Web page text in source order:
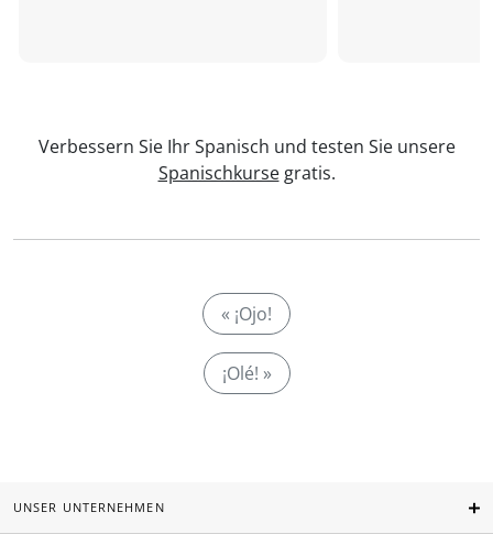
Verbessern Sie Ihr Spanisch und testen Sie unsere
Spanischkursegratis.
« ¡Ojo!
¡Olé! »
UNSER UNTERNEHMEN